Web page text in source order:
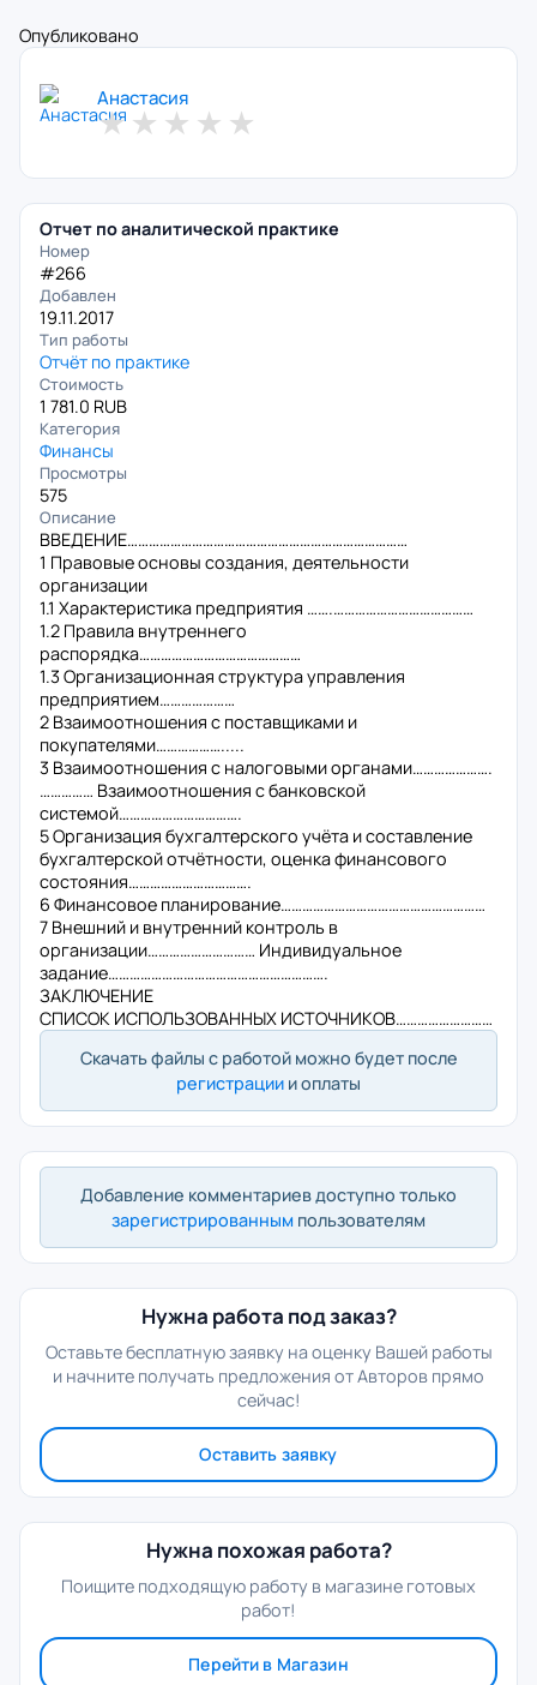
Опубликовано
Анастасия
★★ ★ ★ ★
Отчет по аналитической практике
Номер
#266
Добавлен
19.11.2017
Тип работы
Отчёт по практике
Стоимость
1 781.0 RUB
Категория
Финансы
Просмотры
575
Описание
ВВЕДЕНИЕ……………………………………………………………………
1 Правовые основы создания, деятельности
организации
1.1 Характеристика предприятия …….…………………………………
1.2 Правила внутреннего
распорядка………………………………………
1.3 Организационная структура управления
предприятием…………………
2 Взаимоотношения с поставщиками и
покупателями……………….....
3 Взаимоотношения с налоговыми органами………………….
…………… Взаимоотношения с банковской
системой…………………………….
5 Организация бухгалтерского учёта и составление
бухгалтерской отчётности, оценка финансового
состояния…………………………….
6 Финансовое планирование…………………………………………………
7 Внешний и внутренний контроль в
организации………………………… Индивидуальное
задание…………………………………………………….
ЗАКЛЮЧЕНИЕ
СПИСОК ИСПОЛЬЗОВАННЫХ ИСТОЧНИКОВ………………………
Скачать файлы с работой можно будет после
регистрации и оплаты
Добавление комментариев доступно только
зарегистрированным пользователям
Нужна работа под заказ?
Оставьте бесплатную заявку на оценку Вашей работы
и начните получать предложения от Авторов прямо
сейчас!
Оставить заявку
Нужна похожая работа?
Поищите подходящую работу в магазине готовых
работ!
Перейти в Магазин